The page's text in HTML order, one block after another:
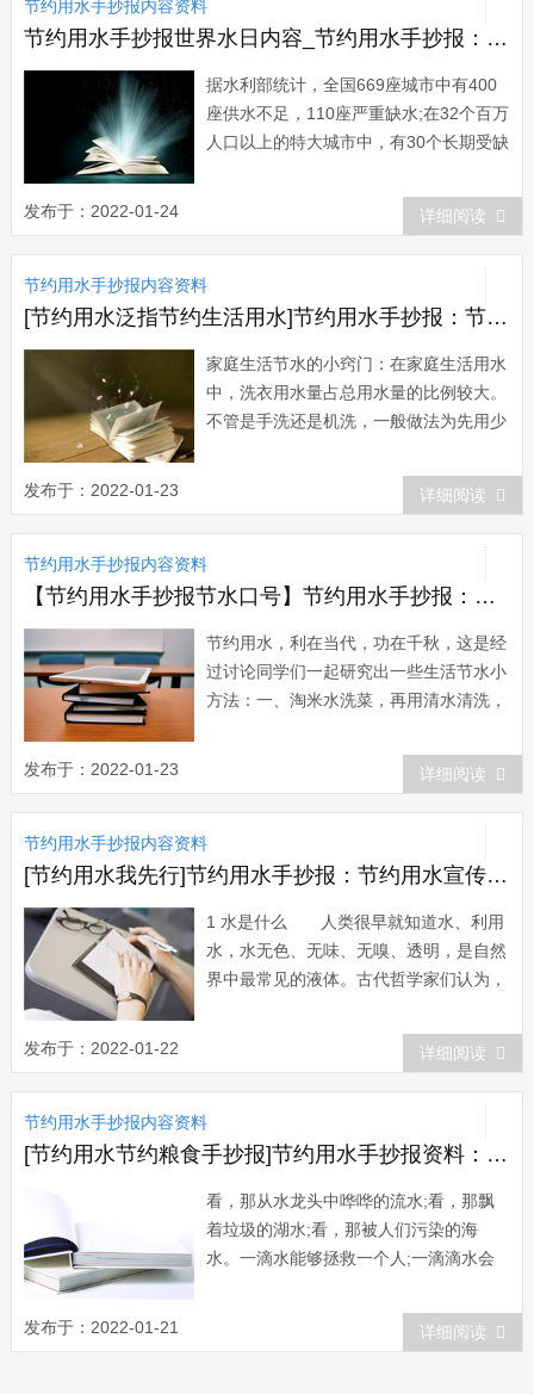
用水。第四条国家鼓励城市节约用水科学
技术...
节约用水手抄报内容资料
节约用水手抄报世界水日内容_节约用水手抄报：世界水日
据水利部统计，全国669座城市中有400
座供水不足，110座严重缺水;在32个百万
人口以上的特大城市中，有30个长期受缺
较差，14个沿海开放城市中有9个严重缺
水。北京、天津、青岛、大连等城市缺水
最为严重 水危机已经是全球性的事实。
无数有识之士为此忧心忡...
发布于：2022-01-24 详细阅读
节约用水手抄报内容资料
[节约用水泛指节约生活用水]节约用水手抄报：节约生活用水的方法
家庭生活节水的小窍门：在家庭生活用水
中，洗衣用水量占总用水量的比例较大。
不管是手洗还是机洗，一般做法为先用少
再用清水漂洗若干次，用水量主要发生在
漂洗阶段，为了在漂洗过程中达到既干净
又节水的目的，有如下几个小窍门：精选
清洗程序洗衣机洗少量衣服时，水位定得
太高...
发布于：2022-01-23 详细阅读
节约用水手抄报内容资料
【节约用水手抄报节水口号】节约用水手抄报：节水小方法
节约用水，利在当代，功在千秋，这是经
过讨论同学们一起研究出一些生活节水小
方法：一、淘米水洗菜，再用清水清洗，
残存农药;二、洗衣水洗拖帕、帚地板、
再冲厕所。第二道清洗衣物的洗衣水擦门
窗及家具、洗鞋袜等;三、大、小便后冲
洗厕所，尽量不开大水管冲洗，而充分利
用使用过...
发布于：2022-01-23 详细阅读
节约用水手抄报内容资料
[节约用水我先行]节约用水手抄报：节约用水宣传资料
1 水是什么 人类很早就知道水、利用
水，水无色、无味、无嗅、透明，是自然
界中最常见的液体。古代哲学家们认为，
直把水、火、气、土当作四个基本元素，
由它们构成世界上一切物体。直到1784
年英国科学家卡文迪许用实验才证明水不
是元素，是由两种气体化合而成的产物。
18...
发布于：2022-01-22 详细阅读
节约用水手抄报内容资料
[节约用水节约粮食手抄报]节约用水手抄报资料：节约水资源
看，那从水龙头中哗哗的流水;看，那飘
着垃圾的湖水;看，那被人们污染的海
水。一滴水能够拯救一个人;一滴滴水会
但我们也要节约用水。从生活中的一点一
滴做起：洗完米的水可以浇花;洗完衣服
发布于：2022-01-21 详细阅读